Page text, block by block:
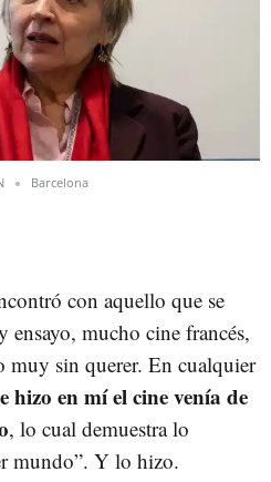
Barcelona
con aquello que se
ensayo, mucho cine francés,
muy sin querer. En cualquier
hizo en mí el cine venía de
, lo cual demuestra lo
mundo”. Y lo hizo.